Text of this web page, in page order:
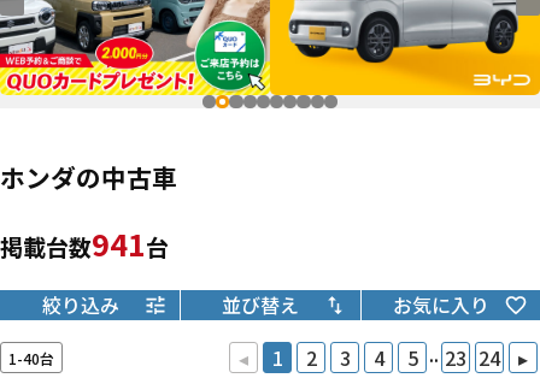
ホンダの中古車
掲載台数941台
絞り込み 並び替え お気に入り
1-40台 ◂ 1 2 3 4 5 .. 23 24 ▸